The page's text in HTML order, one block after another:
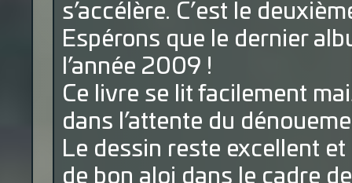
s’accélère. C’est le
Espérons que le dernier
l’année 2009 !
Ce livre se lit facilement
dans l’attente du
Le dessin reste excellent
de bon aloi dans le cadre